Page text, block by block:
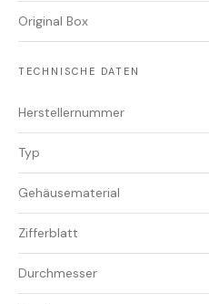
Original Box
TECHNISCHE DATEN
Herstellernummer
Typ
Gehäusematerial
Zifferblatt
Durchmesser